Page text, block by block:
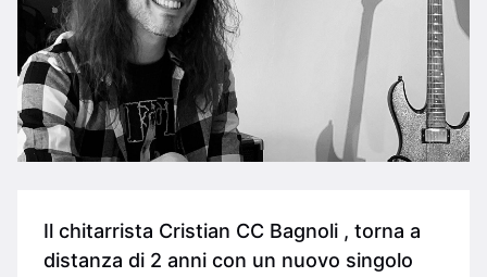
Il chitarrista Cristian CC Bagnoli , torna a
distanza di 2 anni con un nuovo singolo